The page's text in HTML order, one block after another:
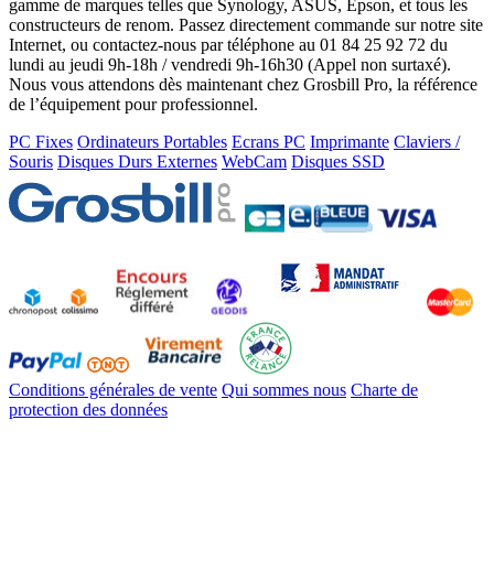
gamme de marques telles que Synology, ASUS, Epson, et tous les
constructeurs de renom. Passez directement commande sur notre site
Internet, ou contactez-nous par téléphone au 01 84 25 92 72 du
lundi au jeudi 9h-18h / vendredi 9h-16h30 (Appel non surtaxé).
Nous vous attendons dès maintenant chez Grosbill Pro, la référence
de l’équipement pour professionnel.
PC Fixes Ordinateurs Portables Ecrans PC Imprimante Claviers /
Souris Disques Durs Externes WebCam Disques SSD
Conditions générales de vente Qui sommes nous Charte de
protection des données